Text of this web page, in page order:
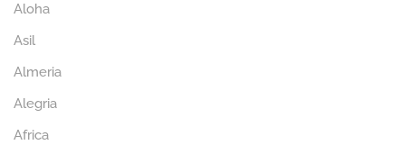
Aloha
Asil
Almeria
Alegria
Africa